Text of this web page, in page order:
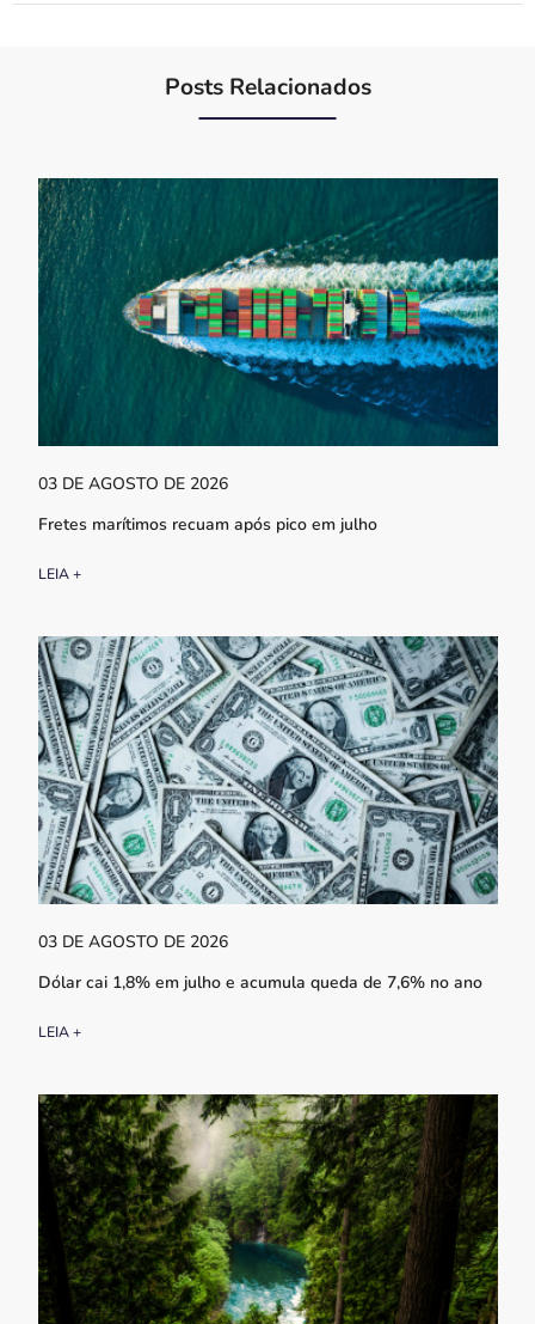
Posts Relacionados
03 DE AGOSTO DE 2026
Fretes marítimos recuam após pico em julho
LEIA +
03 DE AGOSTO DE 2026
Dólar cai 1,8% em julho e acumula queda de 7,6% no ano
LEIA +